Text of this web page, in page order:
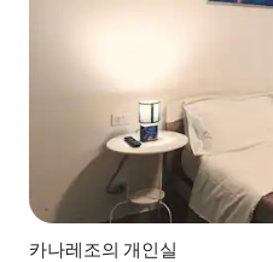
카나레조의 개인실